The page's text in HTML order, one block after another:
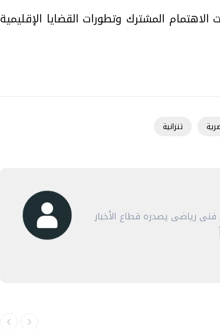
الاهتمام المشترك وتطورات القضايا الإقليمية
تنزانية
رياضى يصدره قطاع الأخبار
واعدة